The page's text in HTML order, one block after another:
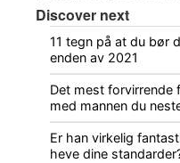
Discover next
11 tegn på at du bør
enden av 2021
Det mest
med mannen du
Er han virkelig
heve dine